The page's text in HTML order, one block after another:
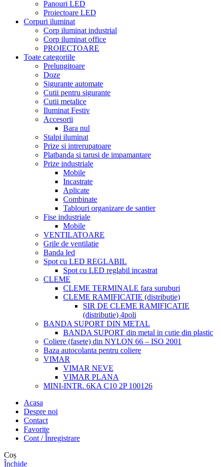
Panouri LED
Proiectoare LED
Corpuri iluminat
Corp iluminat industrial
Corp iluminat office
PROIECTOARE
Toate categoriile
Prelungitoare
Doze
Sigurante automate
Cutii pentru sigurante
Cutii metalice
Iluminat Festiv
Accesorii
Bara nul
Stalpi iluminat
Prize si intrerupatoare
Platbanda si tarusi de impamantare
Prize industriale
Mobile
Incastrate
Aplicate
Combinate
Tablouri organizare de santier
Fise industriale
Mobile
VENTILATOARE
Grile de ventilatie
Banda led
Spot cu LED REGLABIL
Spot cu LED reglabil incastrat
CLEME
CLEME TERMINALE fara suruburi
CLEME RAMIFICATIE (distributie)
SIR DE CLEME RAMIFICATIE
(distributie) 4poli
BANDA SUPORT DIN METAL
BANDA SUPORT din metal in cutie din plastic
Coliere (fasete) din NYLON 66 – ISO 2001
Baza autocolanta pentru coliere
VIMAR
VIMAR NEVE
VIMAR PLANA
MINI-INTR. 6KA C10 2P 100126
Acasa
Despre noi
Contact
Favorite
Cont / Înregistrare
Coș
Închide